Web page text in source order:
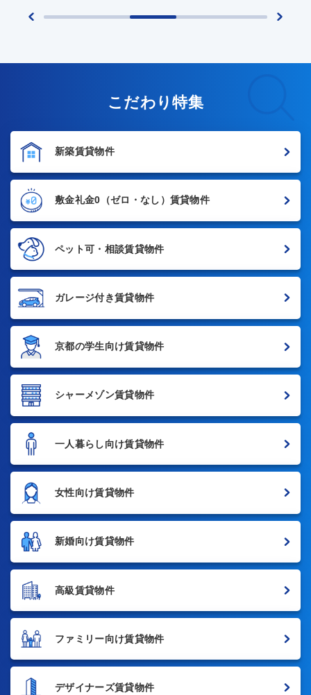
こだわり特集
新築賃貸物件
敷金礼金0 （ゼロ・なし）賃貸物件
ペット可・相談賃貸物件
ガレージ付き賃貸物件
京都の学生向け賃貸物件
シャーメゾン賃貸物件
一人暮らし向け賃貸物件
女性向け賃貸物件
新婚向け賃貸物件
高級賃貸物件
ファミリー向け賃貸物件
デザイナーズ賃貸物件